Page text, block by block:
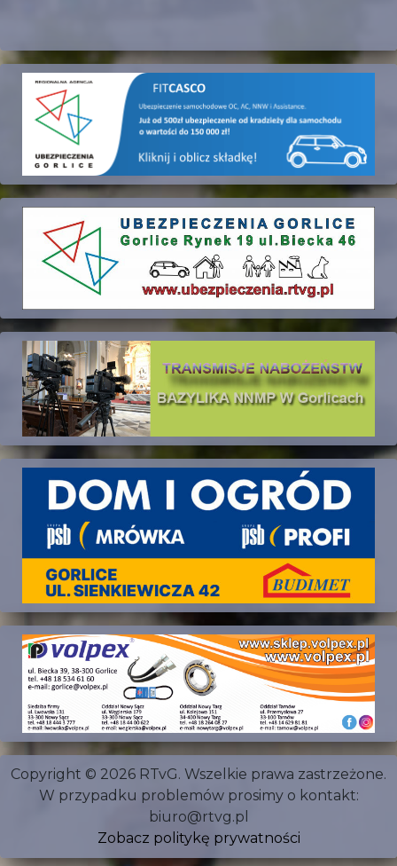
Copyright © 2026 RTvG. Wszelkie prawa zastrzeżone.
W przypadku problemów prosimy o kontakt:
biuro@rtvg.pl
Zobacz politykę prywatności